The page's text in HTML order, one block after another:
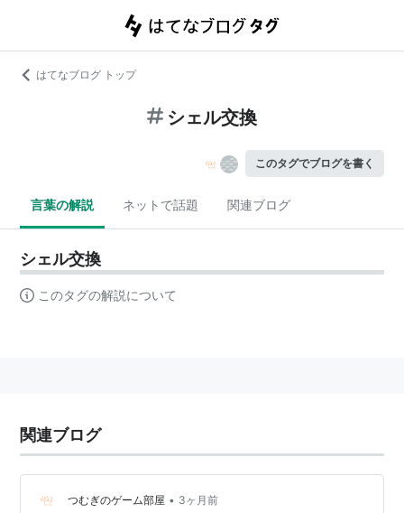
はてなブログ トップ
シェル交換
このタグでブログを書く
言葉の解説 ネットで話題 関連ブログ
シェル交換
このタグの解説について
関連ブログ
つむぎのゲーム部屋 • 3ヶ月前